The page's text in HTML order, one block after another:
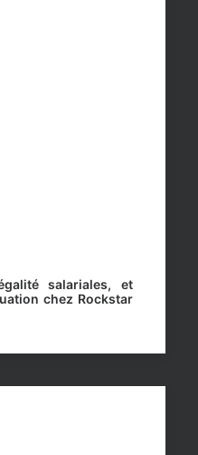
salariales, et
chez Rockstar